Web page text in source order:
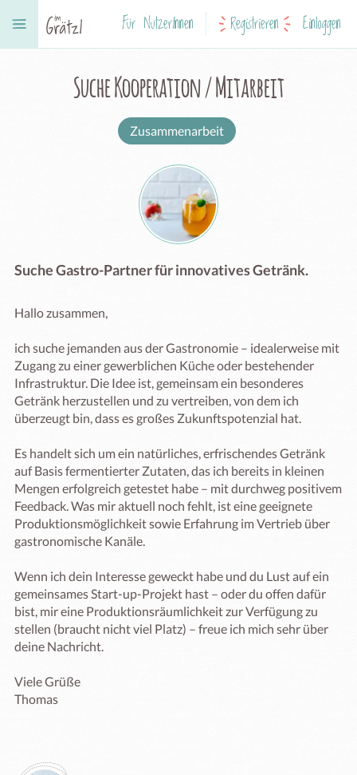
Für NutzerInnen Registrieren Einloggen
Suche Kooperation / Mitarbeit
Zusammenarbeit
Suche Gastro-Partner für innovatives Getränk.
Hallo zusammen,
ich suche jemanden aus der Gastronomie – idealerweise mit
Zugang zu einer gewerblichen Küche oder bestehender
Infrastruktur. Die Idee ist, gemeinsam ein besonderes
Getränk herzustellen und zu vertreiben, von dem ich
überzeugt bin, dass es großes Zukunftspotenzial hat.
Es handelt sich um ein natürliches, erfrischendes Getränk
auf Basis fermentierter Zutaten, das ich bereits in kleinen
Mengen erfolgreich getestet habe – mit durchweg positivem
Feedback. Was mir aktuell noch fehlt, ist eine geeignete
Produktionsmöglichkeit sowie Erfahrung im Vertrieb über
gastronomische Kanäle.
Wenn ich dein Interesse geweckt habe und du Lust auf ein
gemeinsames Start-up-Projekt hast – oder du offen dafür
bist, mir eine Produktionsräumlichkeit zur Verfügung zu
stellen (braucht nicht viel Platz) – freue ich mich sehr über
deine Nachricht.
Viele Grüße
Thomas